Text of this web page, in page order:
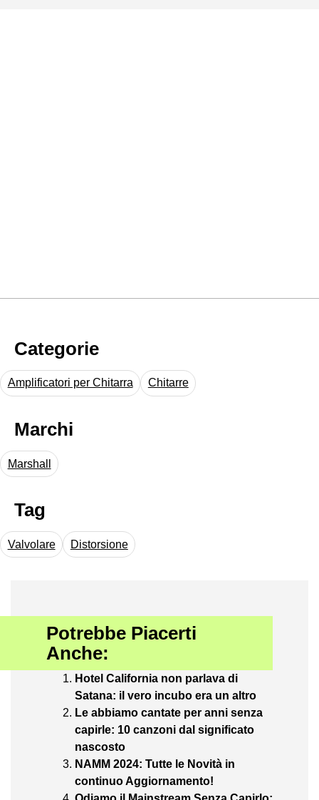
Categorie
Amplificatori per Chitarra Chitarre
Marchi
Marshall
Tag
Valvolare Distorsione
Potrebbe Piacerti
Anche:
Hotel California non parlava di
Satana: il vero incubo era un altro
Le abbiamo cantate per anni senza
capirle: 10 canzoni dal significato
nascosto
NAMM 2024: Tutte le Novità in
continuo Aggiornamento!